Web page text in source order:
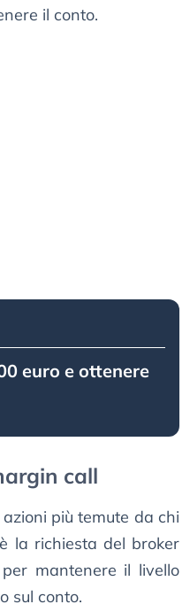
il conto.
euro e ottenere
call
più temute da chi
la richiesta del broker
mantenere il livello
sul conto.